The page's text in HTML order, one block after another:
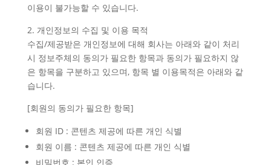
이용이 불가능할 수 있습니다.
2. 개인정보의 수집 및 이용 목적
수집/제공받은 개인정보에 대해 회사는 아래와 같이 처리
시 정보주체의 동의가 필요한 항목과 동의가 필요하지 않
은 항목을 구분하고 있으며, 항목 별 이용목적은 아래와 같
습니다.
[회원의 동의가 필요한 항목]
회원 ID : 콘텐츠 제공에 따른 개인 식별
회원 이름 : 콘텐츠 제공에 따른 개인 식별
비밀번호 : 본인 인증